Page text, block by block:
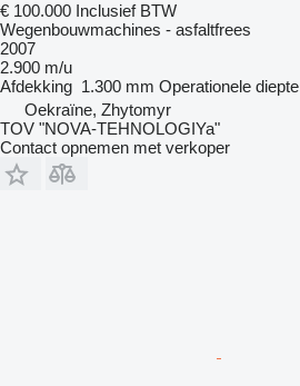
€ 100.000 Inclusief BTW
Wegenbouwmachines - asfaltfrees
2007
2.900 m/u
Afdekking 1.300 mm Operationele diepte
Oekraïne, Zhytomyr
TOV "NOVA-TEHNOLOGIYa"
Contact opnemen met verkoper